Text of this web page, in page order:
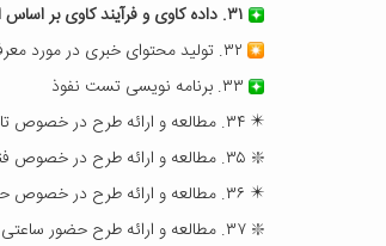
۳۱. داده کاوی و فرآیند کاوی بر اساس انواع پایگاه های داده دانشگاه مانند نمرات دانشجویان، اتوماسیون اداری ، نرم افزارهای غذا و خوابگاه و ...
✴️ ۳۴. مطالعه و ارائه طرح در خصوص تابلوهای راهنمایی و رانندگی و تابلوهای راهنما و ارائه بارکدهای الکترونیکی جهت راهنمای نقشه دانشگاه
❇️ ۳۵. مطالعه و ارائه طرح در خصوص فنس های هوشمند جهت ضلع جنوبی دانشگاه جهت کاهش تردد نگهبان ها جهت کنترل ضلع جنوبی دانشگاه
✴️ ۳۶. مطالعه و ارائه طرح در خصوص حفاظت از خودروهای دانشجویان و مراجعه کنندگان دانشگاه در بیرون دانشگاه
❇️ ۳۷. مطالعه و ارائه طرح حضور ساعتی دانشجویان در فضای سبز دانشگاه جهت فعالیت در این محیط